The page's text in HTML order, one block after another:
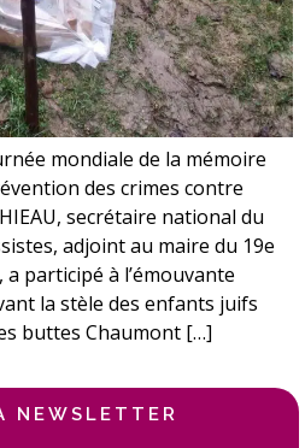
mondiale de la mémoire
des crimes contre
secrétaire national du
adjoint au maire du 19e
participé à l’émouvante
la stèle des enfants juifs
buttes Chaumont […]
NEWSLETTER